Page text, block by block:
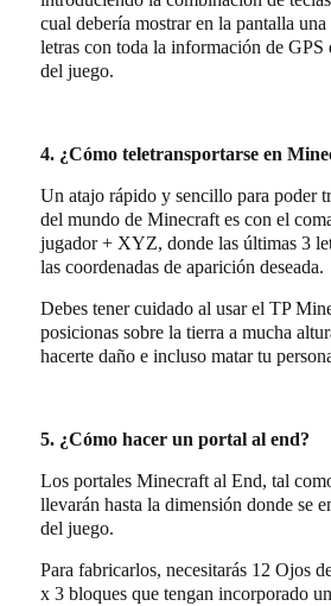
cual debería mostrar en la pantalla
letras con toda la información de GPS
del juego.
4. ¿Cómo teletransportarse en
Un atajo rápido y sencillo para poder
del mundo de Minecraft es con el
jugador + XYZ, donde las últimas 3
las coordenadas de aparición deseada.
Debes tener cuidado al usar el TP
posicionas sobre la tierra a mucha
hacerte daño e incluso matar tu
5. ¿Cómo hacer un portal al end?
Los portales Minecraft al End, tal
llevarán hasta la dimensión donde se
del juego.
Para fabricarlos, necesitarás 12 Ojos
x 3 bloques que tengan incorporado